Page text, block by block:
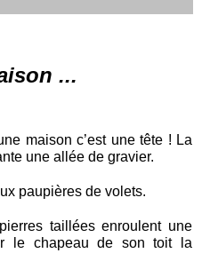
...
maison c’est une tête ! La
une allée de gravier.
paupières de volets.
taillées enroulent une
le chapeau de son toit la